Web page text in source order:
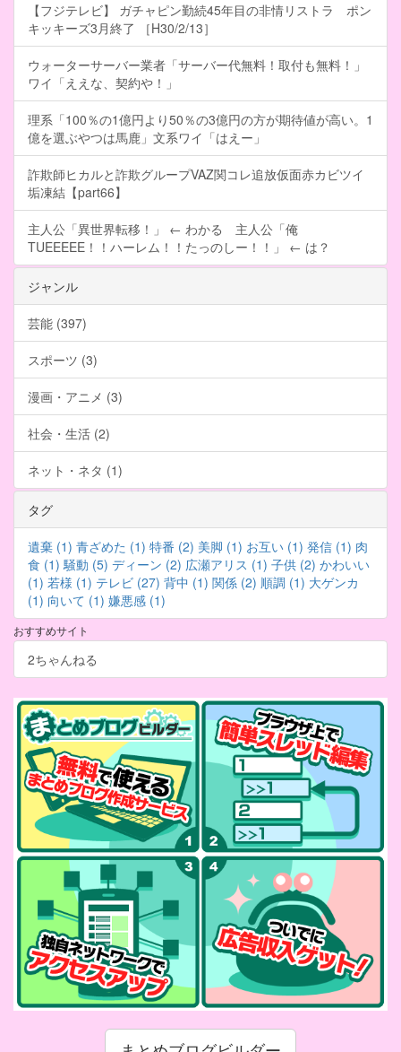
【フジテレビ】 ガチャピン勤続45年目の非情リストラ ポン
キッキーズ3月終了 ［H30/2/13］
ウォーターサーバー業者「サーバー代無料！取付も無料！」
ワイ「ええな、契約や！」
理系「100％の1億円より50％の3億円の方が期待値が高い。1
億を選ぶやつは馬鹿」文系ワイ「はえー」
詐欺師ヒカルと詐欺グループVAZ関コレ追放仮面赤カビツイ
垢凍結【part66】
主人公「異世界転移！」 ← わかる 主人公「俺
TUEEEEE！！ハーレム！！たっのしー！！」 ← は？
ジャンル
芸能 (397)
スポーツ (3)
漫画・アニメ (3)
社会・生活 (2)
ネット・ネタ (1)
タグ
遺棄 (1) 青ざめた (1) 特番 (2) 美脚 (1) お互い (1) 発信 (1) 肉
食 (1) 騒動 (5) ディーン (2) 広瀬アリス (1) 子供 (2) かわいい
(1) 若様 (1) テレビ (27) 背中 (1) 関係 (2) 順調 (1) 大ゲンカ
(1) 向いて (1) 嫌悪感 (1)
おすすめサイト
2ちゃんねる